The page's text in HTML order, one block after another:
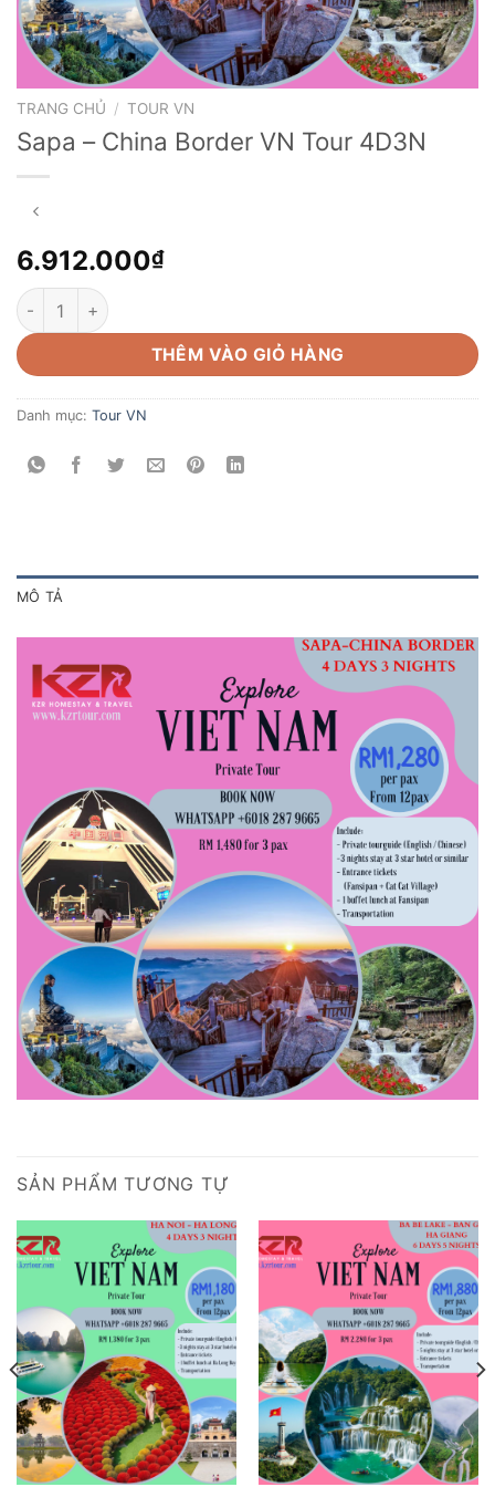
TRANG CHỦ / TOUR VN
Sapa – China Border VN Tour 4D3N
6.912.000₫
Sapa - China Border VN Tour 4D3N số lượng
THÊM VÀO GIỎ HÀNG
Danh mục: Tour VN
MÔ TẢ
SẢN PHẨM TƯƠNG TỰ